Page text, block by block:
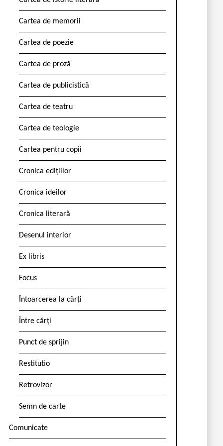
Cartea de memorii
Cartea de poezie
Cartea de proză
Cartea de publicistică
Cartea de teatru
Cartea de teologie
Cartea pentru copii
Cronica edițiilor
Cronica ideilor
Cronica literară
Desenul interior
Ex libris
Focus
Întoarcerea la cărți
Între cărți
Punct de sprijin
Restitutio
Retrovizor
Semn de carte
Comunicate